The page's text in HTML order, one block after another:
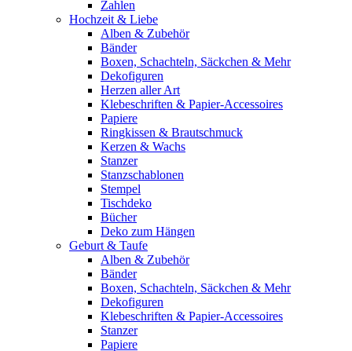
Zahlen
Hochzeit & Liebe
Alben & Zubehör
Bänder
Boxen, Schachteln, Säckchen & Mehr
Dekofiguren
Herzen aller Art
Klebeschriften & Papier-Accessoires
Papiere
Ringkissen & Brautschmuck
Kerzen & Wachs
Stanzer
Stanzschablonen
Stempel
Tischdeko
Bücher
Deko zum Hängen
Geburt & Taufe
Alben & Zubehör
Bänder
Boxen, Schachteln, Säckchen & Mehr
Dekofiguren
Klebeschriften & Papier-Accessoires
Stanzer
Papiere